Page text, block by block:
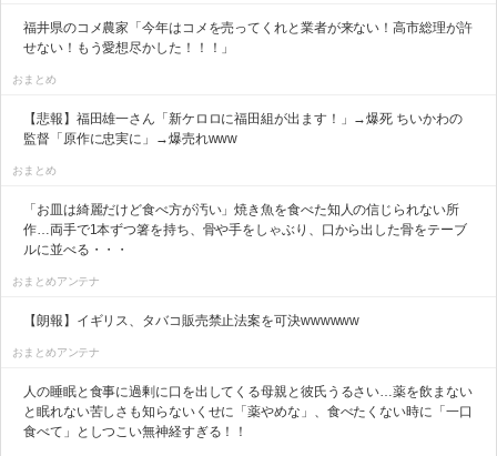
福井県のコメ農家「今年はコメを売ってくれと業者が来ない！高市総理が許
せない！もう愛想尽かした！！！」
おまとめ
【悲報】福田雄一さん「新ケロロに福田組が出ます！」→爆死 ちいかわの
監督「原作に忠実に」→爆売れwww
おまとめ
「お皿は綺麗だけど食べ方が汚い」焼き魚を食べた知人の信じられない所
作…両手で1本ずつ箸を持ち、骨や手をしゃぶり、口から出した骨をテーブ
ルに並べる・・・
おまとめアンテナ
【朗報】イギリス、タバコ販売禁止法案を可決wwwwww
おまとめアンテナ
人の睡眠と食事に過剰に口を出してくる母親と彼氏うるさい…薬を飲まない
と眠れない苦しさも知らないくせに「薬やめな」、食べたくない時に「一口
食べて」としつこい無神経すぎる！！